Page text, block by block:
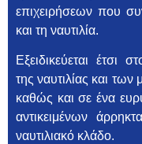
επιχειρήσεων που
και τη ναυτιλία.
Εξειδικεύεται έτσι
της ναυτιλίας και
καθώς και σε ένα
αντικειμένων
ναυτιλιακό κλάδο.